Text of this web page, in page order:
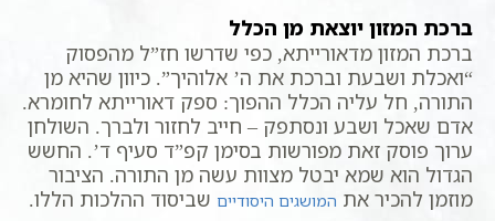
ברכת המזון יוצאת מן הכלל
ברכת המזון מדאורייתא, כפי שדרשו חז”ל מהפסוק
“ואכלת ושבעת וברכת את ה’ אלוהיך”. כיוון שהיא מן
התורה, חל עליה הכלל ההפוך: ספק דאורייתא לחומרא.
אדם שאכל ושבע ונסתפק – חייב לחזור ולברך. השולחן
ערוך פוסק זאת מפורשות בסימן קפ”ד סעיף ד’. החשש
הגדול הוא שמא יבטל מצוות עשה מן התורה. הציבור
מוזמן להכיר את המושגים היסודיים שביסוד ההלכות הללו.